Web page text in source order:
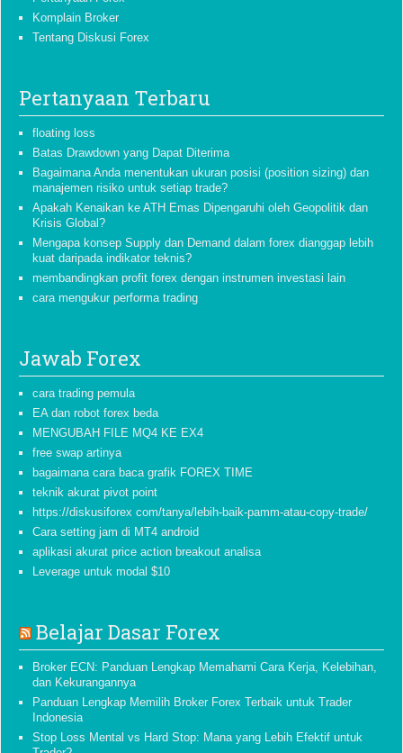
Komplain Broker
Tentang Diskusi Forex
Pertanyaan Terbaru
floating loss
Batas Drawdown yang Dapat Diterima
Bagaimana Anda menentukan ukuran posisi (position sizing) dan
manajemen risiko untuk setiap trade?
Apakah Kenaikan ke ATH Emas Dipengaruhi oleh Geopolitik dan
Krisis Global?
Mengapa konsep Supply dan Demand dalam forex dianggap lebih
kuat daripada indikator teknis?
membandingkan profit forex dengan instrumen investasi lain
cara mengukur performa trading
Jawab Forex
cara trading pemula
EA dan robot forex beda
MENGUBAH FILE MQ4 KE EX4
free swap artinya
bagaimana cara baca grafik FOREX TIME
teknik akurat pivot point
https://diskusiforex com/tanya/lebih-baik-pamm-atau-copy-trade/
Cara setting jam di MT4 android
aplikasi akurat price action breakout analisa
Leverage untuk modal $10
Belajar Dasar Forex
Broker ECN: Panduan Lengkap Memahami Cara Kerja, Kelebihan,
dan Kekurangannya
Panduan Lengkap Memilih Broker Forex Terbaik untuk Trader
Indonesia
Stop Loss Mental vs Hard Stop: Mana yang Lebih Efektif untuk